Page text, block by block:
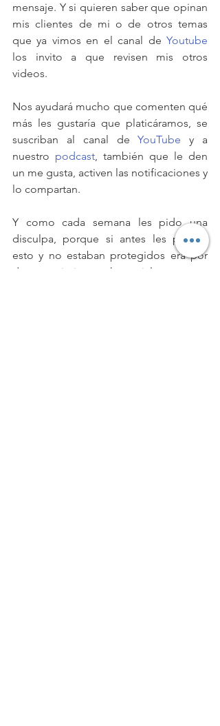
mensaje. Y si quieren saber que opinan
mis clientes de mi o de otros temas
que ya vimos en el canal de Youtube
los invito a que revisen mis otros
videos.
Nos ayudará mucho que comenten qué
más les gustaría que platicáramos, se
suscriban al canal de YouTube y a
nuestro podcast, también que le den
un me gusta, activen las notificaciones y
lo compartan.
Y como cada semana les pido una
disculpa, porque si antes les pasaba
esto y no estaban protegidos era por
desconocimiento ahora si les pasa es